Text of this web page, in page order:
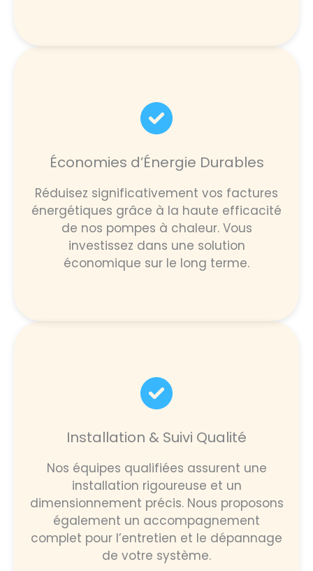
Économies d’Énergie Durables
Réduisez significativement vos factures
énergétiques grâce à la haute efficacité
de nos pompes à chaleur. Vous
investissez dans une solution
économique sur le long terme.
Installation & Suivi Qualité
Nos équipes qualifiées assurent une
installation rigoureuse et un
dimensionnement précis. Nous proposons
également un accompagnement
complet pour l’entretien et le dépannage
de votre système.